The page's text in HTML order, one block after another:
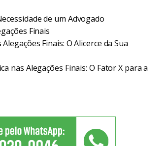
de um Advogado
Finais
Finais: O Alicerce da Sua
nas Alegações Finais: O Fator X para a